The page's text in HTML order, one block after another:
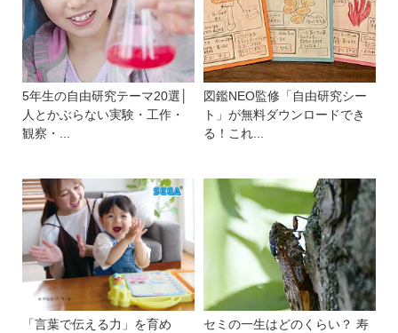
5年生の自由研究テーマ20選│
人とかぶらない実験・工作・
観察・...
図鑑NEO監修「自由研究シー
ト」が無料ダウンロードでき
る！これ...
「言葉で伝える力」を育め
セミの一生はどのくらい？ 寿